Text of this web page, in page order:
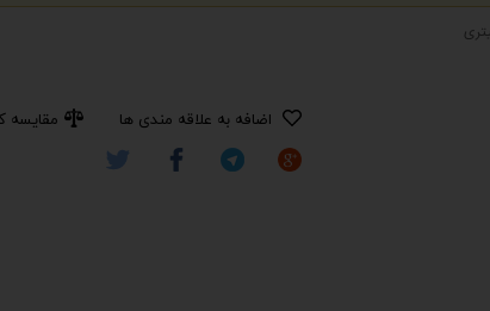
اضافه به علاقه مندی ها مقایسه